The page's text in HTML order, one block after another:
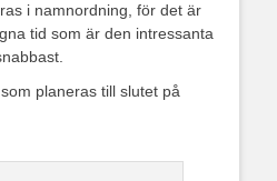
i namnordning, för det är
tid som är den intressanta
planeras till slutet på